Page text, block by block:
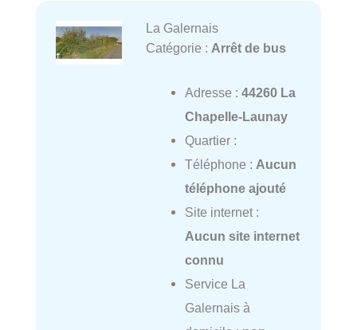
La Galernais
Catégorie : Arrêt de bus
Adresse : 44260 La
Chapelle-Launay
Quartier :
Téléphone : Aucun
téléphone ajouté
Site internet :
Aucun site internet
connu
Service La
Galernais à